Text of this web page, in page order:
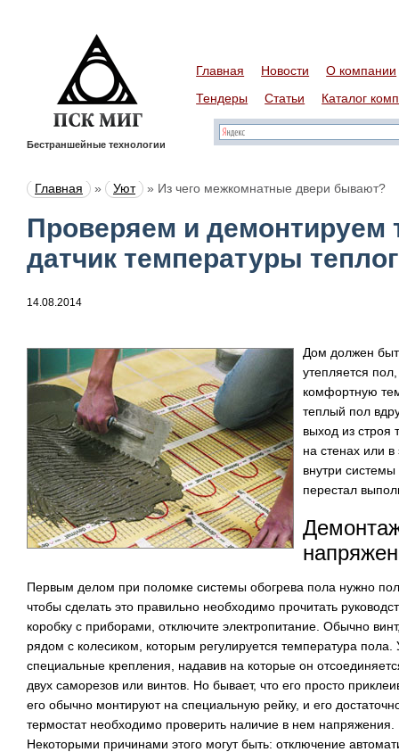
Бестраншейные технологии
Главная Новости
О компании
Тендеры
Статьи Каталог
Главная » Уют » Из чего межкомнатные двери бывают?
Проверяем и демонтируем
датчик температуры
14.08.2014
Дом должен
утепляется
комфортную
теплый пол
выход из строя
на стенах или в
внутри
перестал
Первым делом при поломке системы обогрева пола нужно
чтобы сделать это правильно необходимо прочитать
коробку с приборами, отключите электропитание. Обычно
рядом с колесиком, которым регулируется температура
специальные крепления, надавив на которые он
двух саморезов или винтов. Но бывает, что его просто
его обычно монтируют на специальную рейку, и его
термостат необходимо проверить наличие в нем напряжения.
Некоторыми причинами этого могут быть: отключение